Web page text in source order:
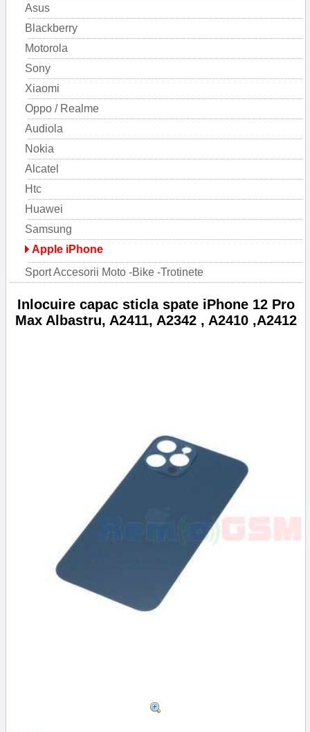
Asus
Blackberry
Motorola
Sony
Xiaomi
Oppo / Realme
Audiola
Nokia
Alcatel
Htc
Huawei
Samsung
Apple iPhone
Sport Accesorii Moto -Bike -Trotinete
Inlocuire capac sticla spate iPhone 12 Pro
Max Albastru, A2411, A2342 , A2410 ,A2412